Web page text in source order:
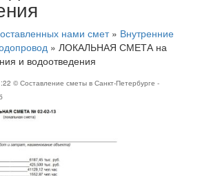
нами смет» Внутренние
» ЛОКАЛЬНАЯ СМЕТА на
и водоотведения
© Составление сметы в Санкт-Петербурге -